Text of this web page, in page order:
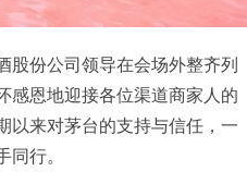
股份公司领导在会场外整齐列
感恩地迎接各位渠道商家人的
以来对茅台的支持与信任，一
同行。